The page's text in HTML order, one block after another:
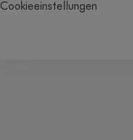
Cookieeinstellungen